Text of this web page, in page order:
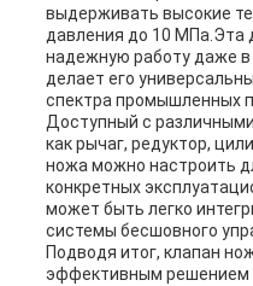
выдерживать высокие
давления до 10 МПа.Эта
надежную работу даже в
делает его
спектра промышленных
Доступный с
как рычаг, редуктор,
ножа можно настроить
конкретных
может быть легко
системы бесшовного
Подводя итог, клапан
эффективным решением